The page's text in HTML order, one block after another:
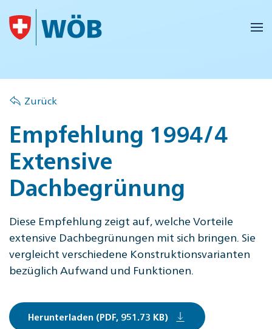
Skip to main content
Zurück
Empfehlung 1994/4
Extensive
Dachbegrünung
Diese Empfehlung zeigt auf, welche Vorteile
extensive Dachbegrünungen mit sich bringen. Sie
vergleicht verschiedene Konstruktionsvarianten
bezüglich Aufwand und Funktionen.
Herunterladen (PDF, 951.73 KB)